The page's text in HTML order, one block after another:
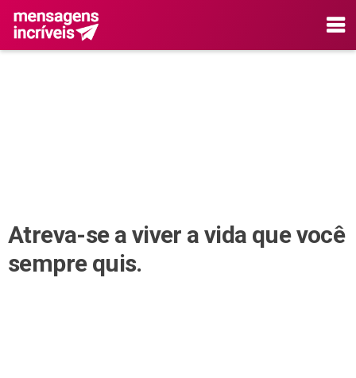
Atreva-se a viver a vida que você
sempre quis.